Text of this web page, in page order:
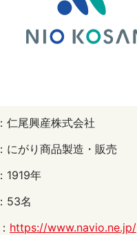
：仁尾興産株式会社
：にがり商品製造・販売
：1919年
：53名
： https://www.navio.ne.jp/